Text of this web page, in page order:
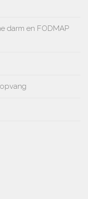
darm en FODMAP